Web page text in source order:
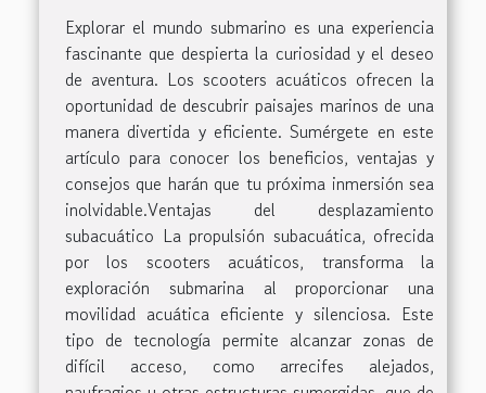
Explorar el mundo submarino es una experiencia
fascinante que despierta la curiosidad y el deseo
de aventura. Los scooters acuáticos ofrecen la
oportunidad de descubrir paisajes marinos de una
manera divertida y eficiente. Sumérgete en este
artículo para conocer los beneficios, ventajas y
consejos que harán que tu próxima inmersión sea
inolvidable.Ventajas del desplazamiento
subacuático La propulsión subacuática, ofrecida
por los scooters acuáticos, transforma la
exploración submarina al proporcionar una
movilidad acuática eficiente y silenciosa. Este
tipo de tecnología permite alcanzar zonas de
difícil acceso, como arrecifes alejados,